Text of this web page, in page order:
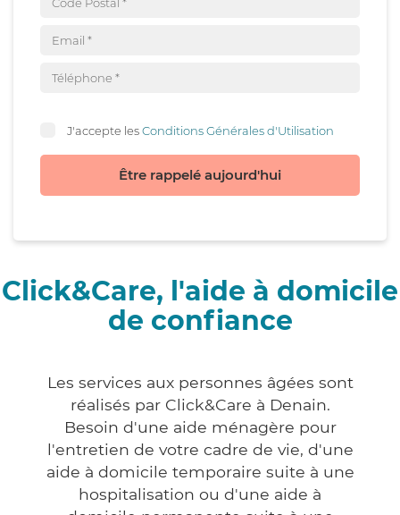
J'accepte lesConditions Générales d'Utilisation
Être rappelé aujourd'hui
Click&Care, l'aide à domicile
de confiance
Les services aux personnes âgées sont
réalisés par Click&Care à Denain.
Besoin d'une aide ménagère pour
l'entretien de votre cadre de vie, d'une
aide à domicile temporaire suite à une
hospitalisation ou d'une aide à